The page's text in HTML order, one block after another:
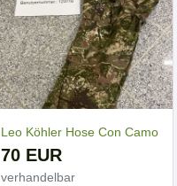
Leo Köhler Hose Con Camo
70 EUR
verhandelbar